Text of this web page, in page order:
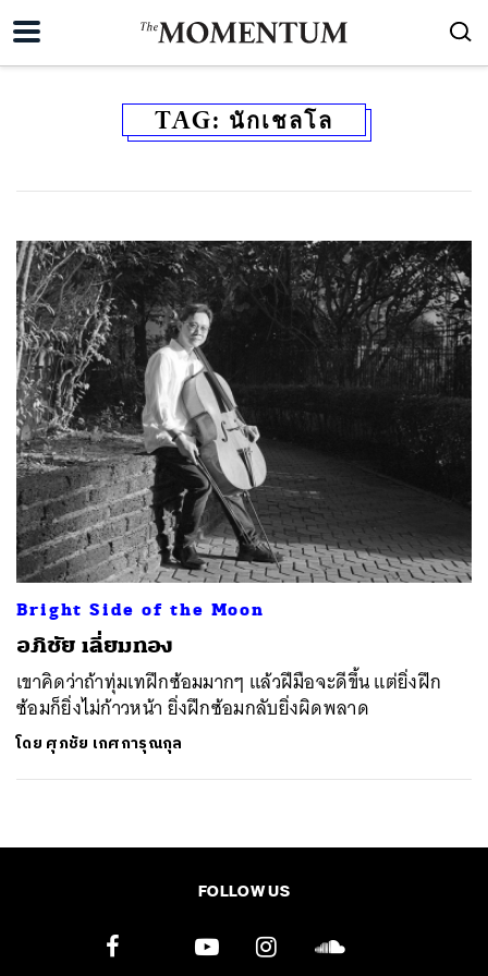
TAG: นักเชลโล
Bright Side of the Moon
อภิชัย เลี่ยมทอง
เขาคิดว่าถ้าทุ่มเทฝึกซ้อมมากๆ แล้วฝีมือจะดีขึ้น แต่ยิ่งฝึก
ซ้อมก็ยิ่งไม่ก้าวหน้า ยิ่งฝึกซ้อมกลับยิ่งผิดพลาด
โดย ศุภชัย เกศการุณกุล
FOLLOW US
ค้นหา
SHARE TWEET LINE EMAIL